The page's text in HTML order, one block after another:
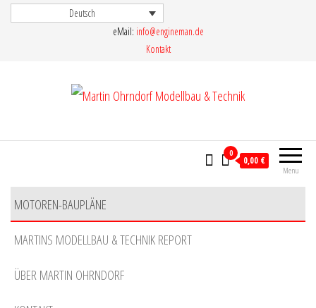
Deutsch
eMail: info@engineman.de
Kontakt
Menu
0
0,00 €
MOTOREN-BAUPLÄNE
MARTINS MODELLBAU & TECHNIK REPORT
ÜBER MARTIN OHRNDORF